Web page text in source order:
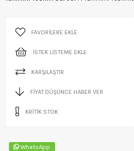
FAVORILERE EKLE
İSTEK LISTEME EKLE
KARŞILAŞTIR
FIYAT DÜŞÜNCE HABER VER
KRITIK STOK
WhatsApp